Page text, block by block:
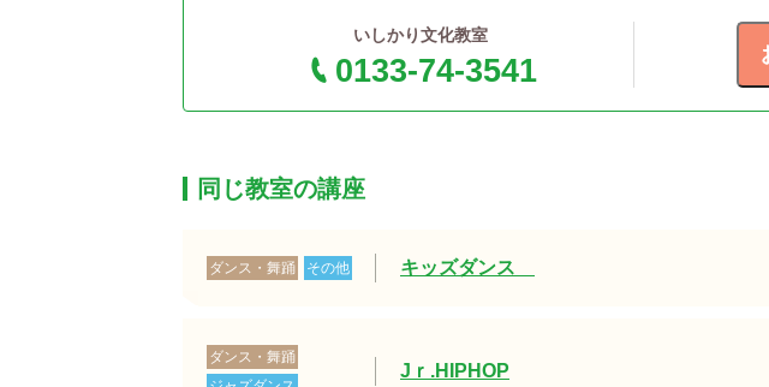
いしかり文化教室
0133-74-3541
同じ教室の講座
ダンス・舞踊 その他 キッズダンス
ダンス・舞踊
Jｒ.HIPHOP